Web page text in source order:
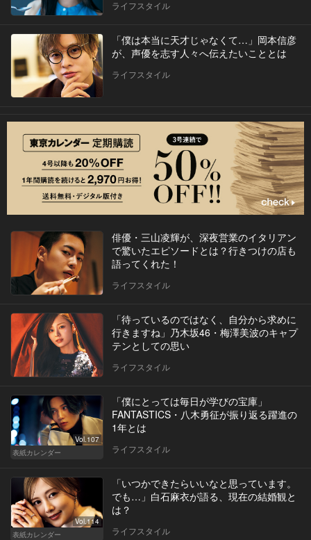
ライフスタイル
「僕は本当に天才じゃなくて…」岡本信彦
が、声優を志す人々へ伝えたいこととは
ライフスタイル
俳優・三山凌輝が、深夜営業のイタリアン
で驚いたエピソードとは？行きつけの店も
語ってくれた！
ライフスタイル
「待っているのではなく、自分から求めに
行きますね」乃木坂46・梅澤美波のキャプ
テンとしての思い
ライフスタイル
Vol.107
表紙カレンダー
「僕にとっては毎日が学びの宝庫」
FANTASTICS・八木勇征が振り返る躍進の
1年とは
ライフスタイル
Vol.114
表紙カレンダー
「いつかできたらいいなと思っています。
でも…」白石麻衣が語る、現在の結婚観と
は？
ライフスタイル